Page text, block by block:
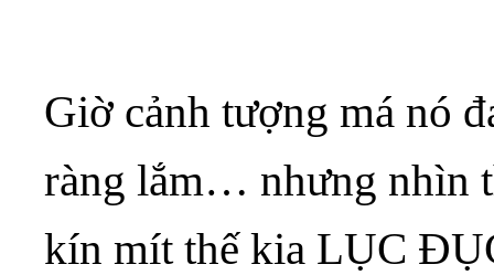
Giờ cảnh tượng má nó
ràng lắm… nhưng nhìn
kín mít thế kia LỤC